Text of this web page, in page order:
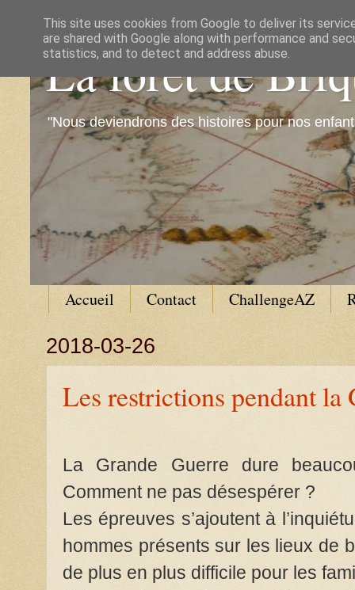
La forêt de
"Nous deviendrons des histoires pour nos
Accueil Contact ChallengeAZ
2018-03-26
Les restrictions pendant la
La Grande Guerre dure
Comment ne pas désespérer ?
Les épreuves s’ajoutent à
hommes présents sur les lieux de
de plus en plus difficile pour les
This site uses cookies from Google to deliver its
are shared with Google along with performance and
statistics, and to detect and address abuse.